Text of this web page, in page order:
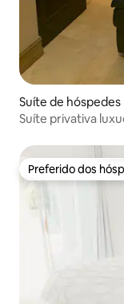
Suíte de hóspedes
Suíte privativa
Preferido dos
Preferido dos